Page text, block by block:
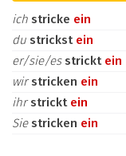
ich stricke ein
du strickst ein
er/sie/es strickt ein
wirstricken ein
ihrstrickt ein
Sie stricken ein